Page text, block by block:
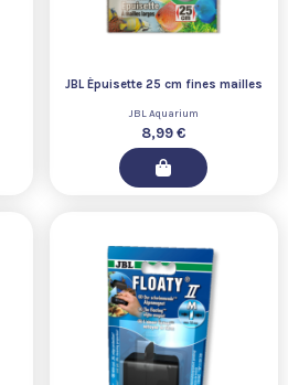
JBL Épuisette 25 cm fines mailles
JBL Aquarium
8,99 €